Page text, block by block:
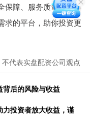
保障、服务质量和口碑
求的平台，助你投资更
代表实盘配资公司观点
背后的风险与收益
投资者放大收益，谨